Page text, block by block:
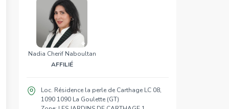
Nadia Cherif Naboultan
AFFILIÉ
Loc. Résidence la perle de Carthage LC 08,
1090 1090 La Goulette (GT)